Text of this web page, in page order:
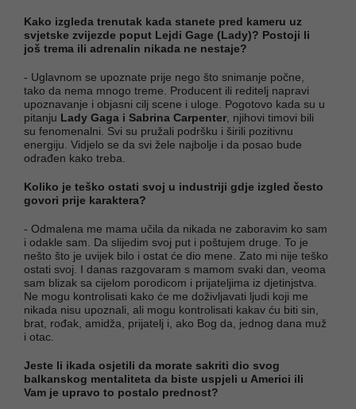
Kako izgleda trenutak kada stanete pred kameru uz
svjetske zvijezde poput Lejdi Gage (Lady)? Postoji li
još trema ili adrenalin nikada ne nestaje?
- Uglavnom se upoznate prije nego što snimanje počne,
tako da nema mnogo treme. Producent ili reditelj napravi
upoznavanje i objasni cilj scene i uloge. Pogotovo kada su u
pitanju Lady Gaga i Sabrina Carpenter , njihovi timovi bili
su fenomenalni. Svi su pružali podršku i širili pozitivnu
energiju. Vidjelo se da svi žele najbolje i da posao bude
odrađen kako treba.
Koliko je teško ostati svoj u industriji gdje izgled često
govori prije karaktera?
- Odmalena me mama učila da nikada ne zaboravim ko sam
i odakle sam. Da slijedim svoj put i poštujem druge. To je
nešto što je uvijek bilo i ostat će dio mene. Zato mi nije teško
ostati svoj. I danas razgovaram s mamom svaki dan, veoma
sam blizak sa cijelom porodicom i prijateljima iz djetinjstva.
Ne mogu kontrolisati kako će me doživljavati ljudi koji me
nikada nisu upoznali, ali mogu kontrolisati kakav ću biti sin,
brat, rođak, amidža, prijatelj i, ako Bog da, jednog dana muž
i otac.
Jeste li ikada osjetili da morate sakriti dio svog
balkanskog mentaliteta da biste uspjeli u Americi ili
Vam je upravo to postalo prednost?